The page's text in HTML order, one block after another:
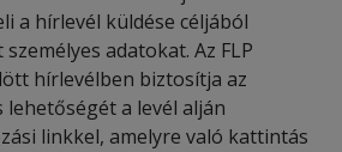
a hírlevél küldése céljából
adatokat. Az FLP
hírlevélben biztosítja az
a levél alján
linkkel, amelyre való kattintás